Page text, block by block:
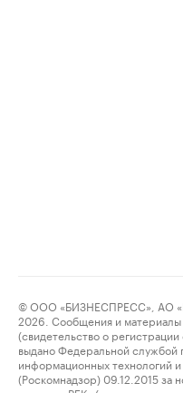
© ООО «БИЗНЕСПРЕСС», АО
2026. Сообщения и материалы
(свидетельство о
выдано Федеральной службой
информационных технологий
(Роскомнадзор) 09.12.2015